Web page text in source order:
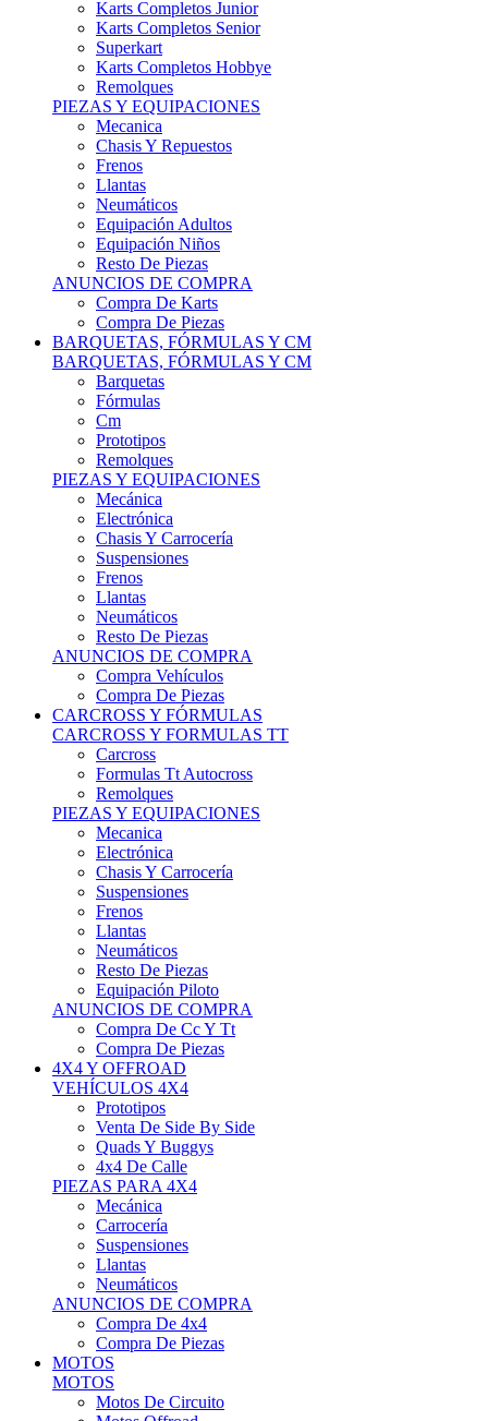
Karts Completos Junior
Karts Completos Senior
Superkart
Karts Completos Hobbye
Remolques
PIEZAS Y EQUIPACIONES
Mecanica
Chasis Y Repuestos
Frenos
Llantas
Neumáticos
Equipación Adultos
Equipación Niños
Resto De Piezas
ANUNCIOS DE COMPRA
Compra De Karts
Compra De Piezas
BARQUETAS, FÓRMULAS Y CM
BARQUETAS, FÓRMULAS Y CM
Barquetas
Fórmulas
Cm
Prototipos
Remolques
PIEZAS Y EQUIPACIONES
Mecánica
Electrónica
Chasis Y Carrocería
Suspensiones
Frenos
Llantas
Neumáticos
Resto De Piezas
ANUNCIOS DE COMPRA
Compra Vehículos
Compra De Piezas
CARCROSS Y FÓRMULAS
CARCROSS Y FORMULAS TT
Carcross
Formulas Tt Autocross
Remolques
PIEZAS Y EQUIPACIONES
Mecanica
Electrónica
Chasis Y Carrocería
Suspensiones
Frenos
Llantas
Neumáticos
Resto De Piezas
Equipación Piloto
ANUNCIOS DE COMPRA
Compra De Cc Y Tt
Compra De Piezas
4X4 Y OFFROAD
VEHÍCULOS 4X4
Prototipos
Venta De Side By Side
Quads Y Buggys
4x4 De Calle
PIEZAS PARA 4X4
Mecánica
Carrocería
Suspensiones
Llantas
Neumáticos
ANUNCIOS DE COMPRA
Compra De 4x4
Compra De Piezas
MOTOS
MOTOS
Motos De Circuito